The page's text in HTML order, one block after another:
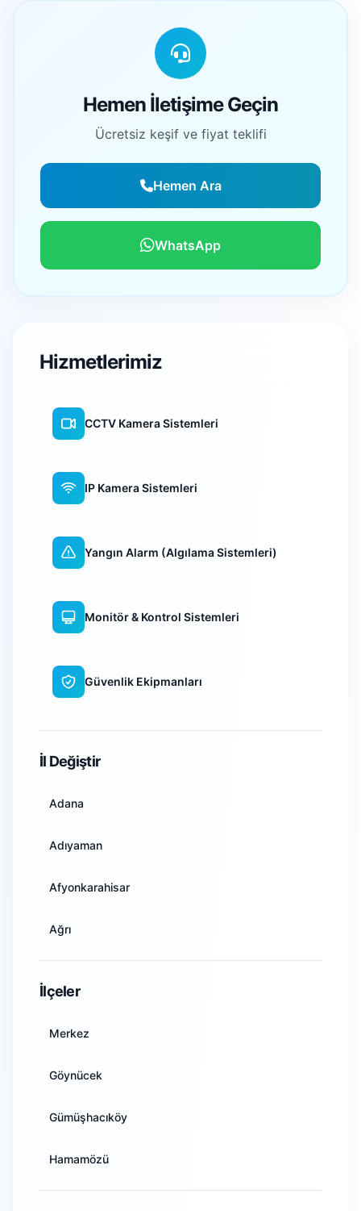
Hemen İletişime Geçin
Ücretsiz keşif ve fiyat teklifi
Hemen Ara
WhatsApp
Hizmetlerimiz
CCTV Kamera Sistemleri
IP Kamera Sistemleri
Yangın Alarm (Algılama Sistemleri)
Monitör & Kontrol Sistemleri
Güvenlik Ekipmanları
İl Değiştir
Adana
Adıyaman
Afyonkarahisar
Ağrı
İlçeler
Merkez
Göynücek
Gümüşhacıköy
Hamamözü